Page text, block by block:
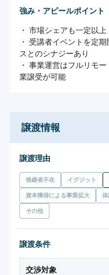
強み・アピールポイント
・ 市場シェアも一定以上
・ 受講者イベントを定
スとのシナジーあり
・ 事業運営はフルリモ
業譲受が可能
譲渡情報
譲渡理由
後継者不在 イグジット
資本獲得による事業拡大
その他
譲渡条件
交渉対象